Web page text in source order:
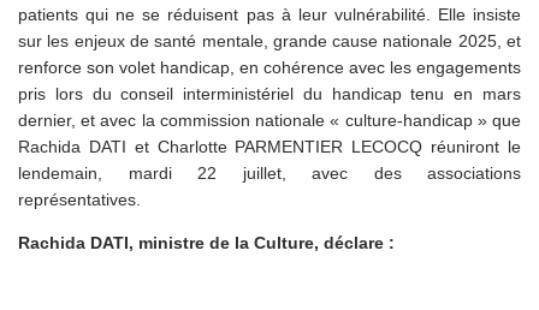
patients qui ne se réduisent pas à leur vulnérabilité. Elle insiste
sur les enjeux de santé mentale, grande cause nationale 2025, et
renforce son volet handicap, en cohérence avec les engagements
pris lors du conseil interministériel du handicap tenu en mars
dernier, et avec la commission nationale « culture-handicap » que
Rachida DATI et Charlotte PARMENTIER LECOCQ réuniront le
lendemain, mardi 22 juillet, avec des associations
représentatives.
Rachida DATI, ministre de la Culture, déclare :